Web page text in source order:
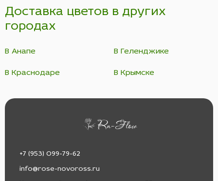
Доставка цветов в других
городах
В Анапе В Геленджике
В Краснодаре В Крымске
+7 (953) 099-79-62
info@rose-novoross.ru